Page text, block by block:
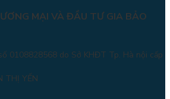
MẠI VÀ ĐẦU TƯ GIA BẢO
0108828568 do Sở KHĐT Tp. Hà nội cấp
THỊ YẾN